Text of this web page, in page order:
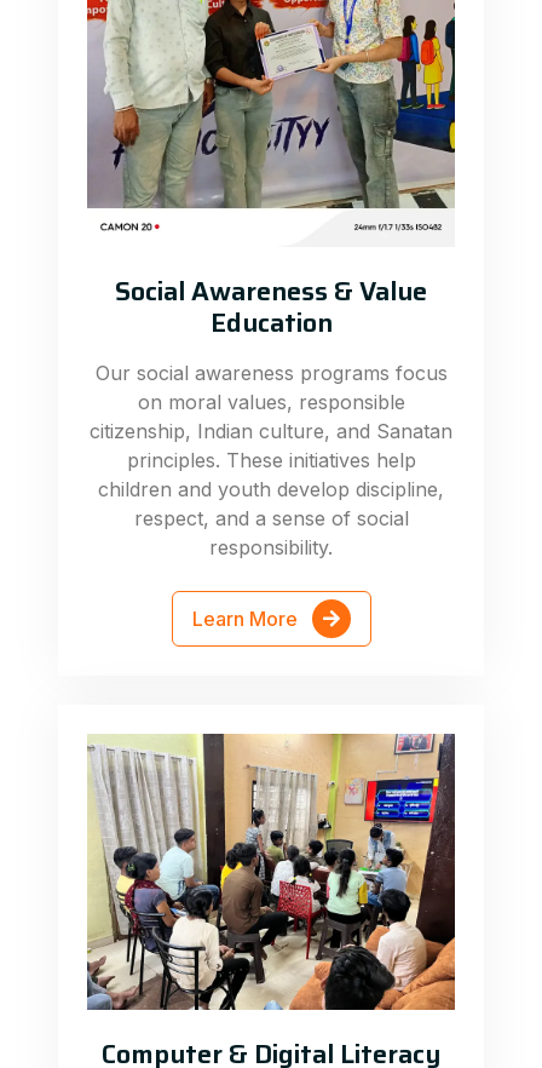
Social Awareness & Value
Education
Our social awareness programs focus
on moral values, responsible
citizenship, Indian culture, and Sanatan
principles. These initiatives help
children and youth develop discipline,
respect, and a sense of social
responsibility.
Learn More
Computer & Digital Literacy